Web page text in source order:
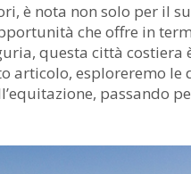
è nota non solo per il
che offre in
questa città costiera
articolo, esploreremo le
passando